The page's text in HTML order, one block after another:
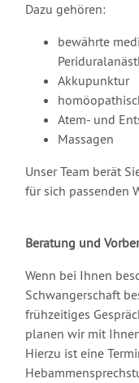
Dazu gehören:
bewährte
Akkupunktur
Atem- und
Massagen
Unser Team berät
für sich passenden
Beratung und
Wenn bei Ihnen
Schwangerschaft
frühzeitiges
planen wir mit
Hierzu ist eine